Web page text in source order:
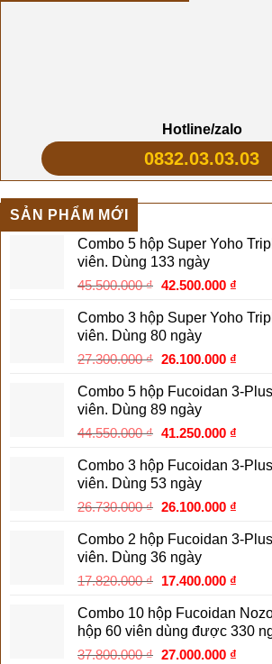
Hotline/zalo
0832.03.03.03
SẢN PHẨM MỚI
Combo 5 hộp Super Yoho
viên. Dùng 133 ngày
45.500.000₫ Giá
là:
45.500.000 ₫.
42.500.000 ₫Giá
tại
Combo 3 hộp Super Yoho
viên. Dùng 80 ngày
27.300.000₫ Giá
là:
27.300.000 ₫.
26.100.000 ₫Giá
tại
Combo 5 hộp Fucoidan 3-
viên. Dùng 89 ngày
44.550.000₫ Giá
là:
44.550.000 ₫.
41.250.000 ₫Giá
tại
Combo 3 hộp Fucoidan 3-
viên. Dùng 53 ngày
26.730.000₫ Giá
là:
26.730.000 ₫.
26.100.000 ₫Giá
tại
Combo 2 hộp Fucoidan 3-
viên. Dùng 36 ngày
17.820.000₫ Giá
là:
17.820.000 ₫.
17.400.000 ₫Giá
tại
là:
Combo 10 hộp Fucoidan
hộp 60 viên dùng được 330
37.800.000₫ Giá
27.000.000 ₫Giá